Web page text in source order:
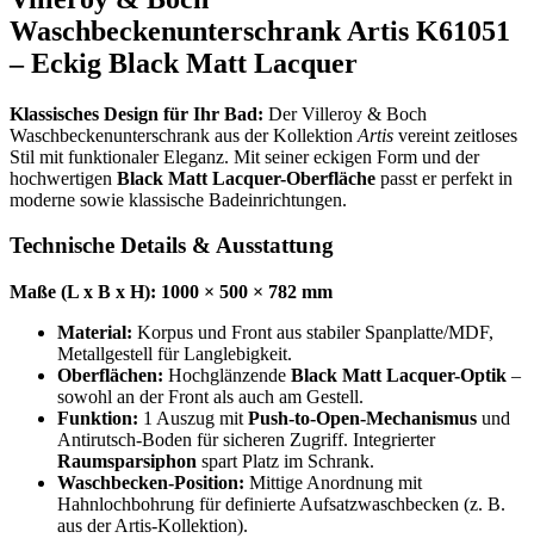
Waschbeckenunterschrank Artis K61051
– Eckig Black Matt Lacquer
Klassisches Design für Ihr Bad: Der Villeroy & Boch
Waschbeckenunterschrank aus der Kollektion Artis vereint zeitloses
Stil mit funktionaler Eleganz. Mit seiner eckigen Form und der
hochwertigen Black Matt Lacquer-Oberfläche passt er perfekt in
moderne sowie klassische Badeinrichtungen.
Technische Details & Ausstattung
Maße (L x B x H): 1000 × 500 × 782 mm
Material: Korpus und Front aus stabiler Spanplatte/MDF,
Metallgestell für Langlebigkeit.
Oberflächen: Hochglänzende Black Matt Lacquer-Optik –
sowohl an der Front als auch am Gestell.
Funktion: 1 Auszug mit Push-to-Open-Mechanismus und
Antirutsch-Boden für sicheren Zugriff. Integrierter
Raumsparsiphon spart Platz im Schrank.
Waschbecken-Position: Mittige Anordnung mit
Hahnlochbohrung für definierte Aufsatzwaschbecken (z. B.
aus der Artis-Kollektion).